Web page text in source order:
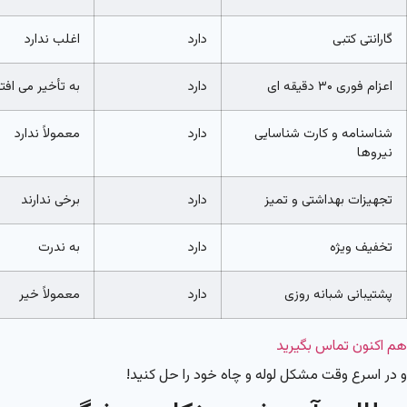
گارانتی کتبی دارد اغلب ندارد
اعزام فوری ۳۰ دقیقه ای دارد به تأخیر می
شناسنامه و کارت شناسایی
نیروها
دارد معمولاً ندارد
تجهیزات بهداشتی و تمیز دارد برخی ندارند
تخفیف ویژه دارد به ندرت
پشتیبانی شبانه روزی دارد معمولاً خیر
هم اکنون تماس بگیرید
و در اسرع وقت مشکل لوله و چاه خود را حل کنید!